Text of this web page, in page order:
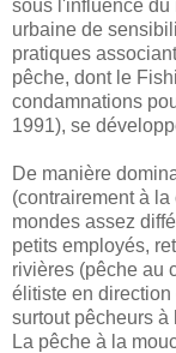
sous l'influence du
urbaine de
pratiques
pêche, dont le
condamnations
1991), se
De manière
(contrairement à
mondes assez
petits employés,
rivières (pêche au
élitiste en
surtout pêcheurs à
La pêche à la